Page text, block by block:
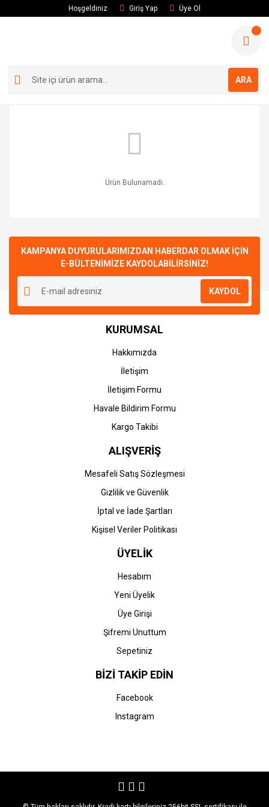
Hoşgeldiniz Giriş Yap Üye Ol
ARA
Ürün Bulunamadı.
KAMPANYA DUYURULARIMIZDAN HABERDAR OLMAK İÇİN
E-BÜLTENİMİZE KAYDOLABİLİRSİNİZ!
KAYDOL
KURUMSAL
Hakkımızda
İletişim
İletişim Formu
Havale Bildirim Formu
Kargo Takibi
ALIŞVERİŞ
Mesafeli Satış Sözleşmesi
Gizlilik ve Güvenlik
İptal ve İade Şartları
Kişisel Veriler Politikası
ÜYELİK
Hesabım
Yeni Üyelik
Üye Girişi
Şifremi Unuttum
Sepetiniz
BİZİ TAKİP EDİN
Facebook
Instagram